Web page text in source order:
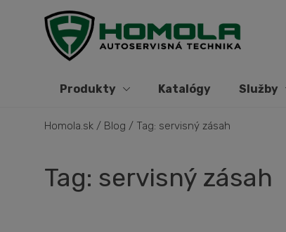
Produkty Katalógy Služby
Homola.sk / Blog / Tag: servisný zásah
Tag: servisný zásah